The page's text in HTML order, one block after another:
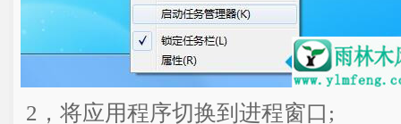
2，将应用程序切换到进程窗口;